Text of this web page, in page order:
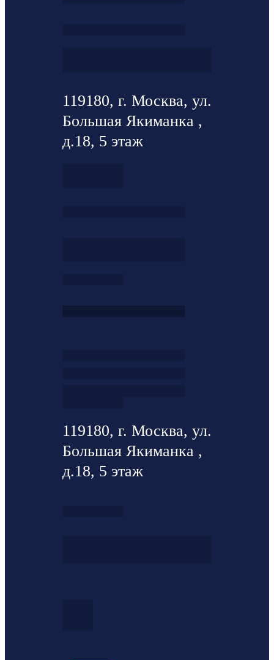
119180, г. Москва, ул.
Большая Якиманка ,
д.18, 5 этаж
119180, г. Москва, ул.
Большая Якиманка ,
д.18, 5 этаж